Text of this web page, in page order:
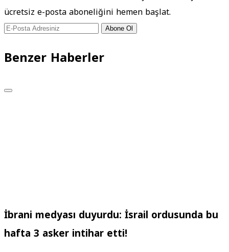
ücretsiz e-posta aboneliğini hemen başlat.
Abone Ol
Benzer Haberler
İbrani medyası duyurdu: İsrail ordusunda bu
hafta 3 asker intihar etti!